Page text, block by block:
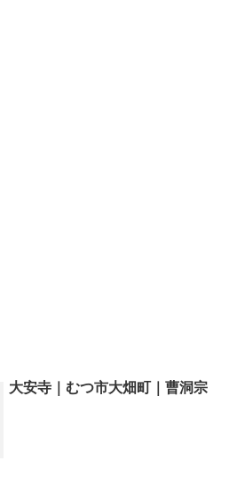
大安寺｜むつ市大畑町｜曹洞宗